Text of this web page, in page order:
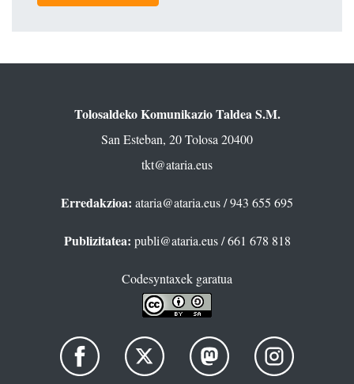
Tolosaldeko Komunikazio Taldea S.M.
San Esteban, 20 Tolosa 20400
tkt@ataria.eus
Erredakzioa: ataria@ataria.eus/ 943 655 695
Publizitatea: publi@ataria.eus/ 661 678 818
Codesyntaxek garatua